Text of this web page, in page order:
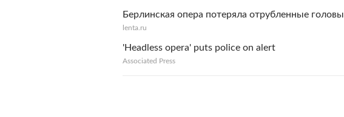
Берлинская опера потеряла отрубленные головы
lenta.ru
'Headless opera' puts police on alert
Associated Press